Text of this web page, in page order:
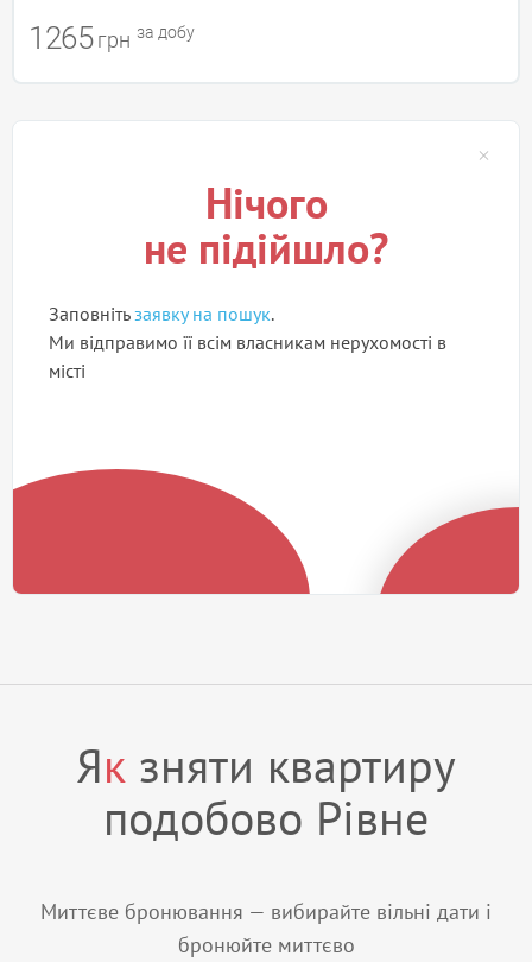
1265 грн за добу
Нічого
не підійшло?
Заповнітьзаявку на пошук.
Ми відправимо її всім власникам нерухомості в
місті
Як зняти квартиру
подобово Рівне
Миттєве бронювання — вибирайте вільні дати і
бронюйте миттєво